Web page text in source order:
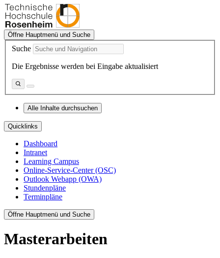
Öffne Hauptmenü und Suche
Suche
Die Ergebnisse werden bei Eingabe aktualisiert
Alle Inhalte durchsuchen
Quicklinks
Dashboard
Intranet
Learning Campus
Online-Service-Center (OSC)
Outlook Webapp (OWA)
Stundenpläne
Terminpläne
Öffne Hauptmenü und Suche
Masterarbeiten